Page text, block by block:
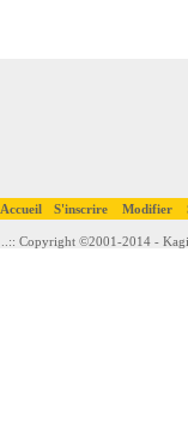
Accueil S'inscrire Modifier
..:: Copyright ©2001-2014 -